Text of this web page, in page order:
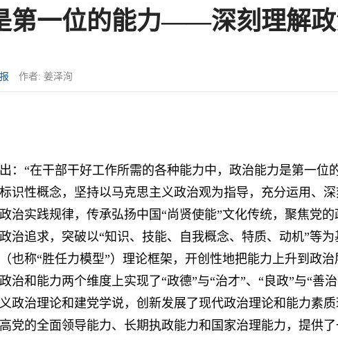
第一位的能力——深刻理解
作者: 姜泽洵
“在干部干好工作所需的各种能力中，政治能力是第一位
识性概念，坚持以马克思主义政治观为指导，充分运用、
治实践规律，传承弘扬中国“尚贤使能”文化传统，聚焦党
治追求，突破以“知识、技能、自我概念、特质、动机”等为
也称“胜任力模型”）理论框架，开创性地把能力上升到政
治和能力两个维度上实现了“政德”与“治才”、“良政”与“善治
政治理论和建党学说，创新发展了现代政治理论和能力素
党的全面领导能力、长期执政能力和国家治理能力，提供